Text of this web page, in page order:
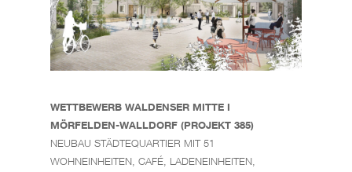
WETTBEWERB WALDENSER MITTE I
MÖRFELDEN-WALLDORF (PROJEKT 385)
NEUBAU STÄDTEQUARTIER MIT 51
WOHNEINHEITEN, CAFÉ, LADENEINHEITEN,